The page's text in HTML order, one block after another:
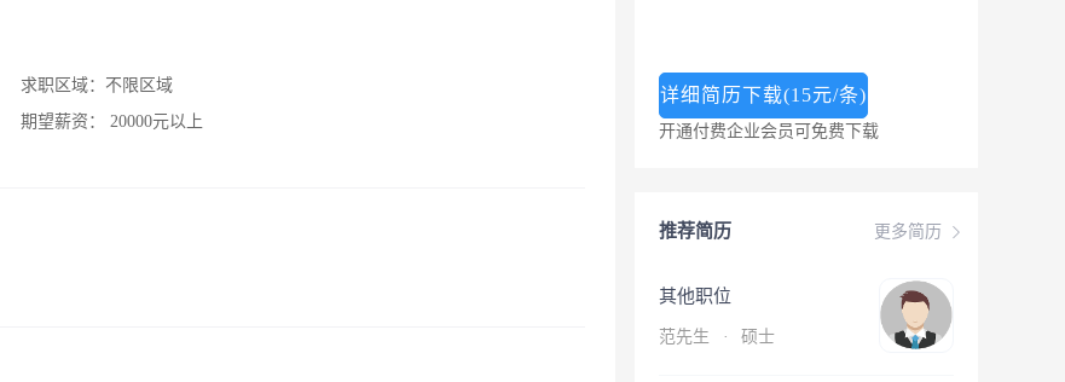
求职区域： 不限区域
期望薪资：
20000元以上
详细简历下载(15元/条)
开通付费企业会员可免费下载
更多简历
推荐简历
其他职位
范先生 · 硕士